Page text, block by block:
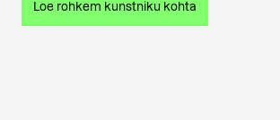
Loe rohkem kunstniku kohta